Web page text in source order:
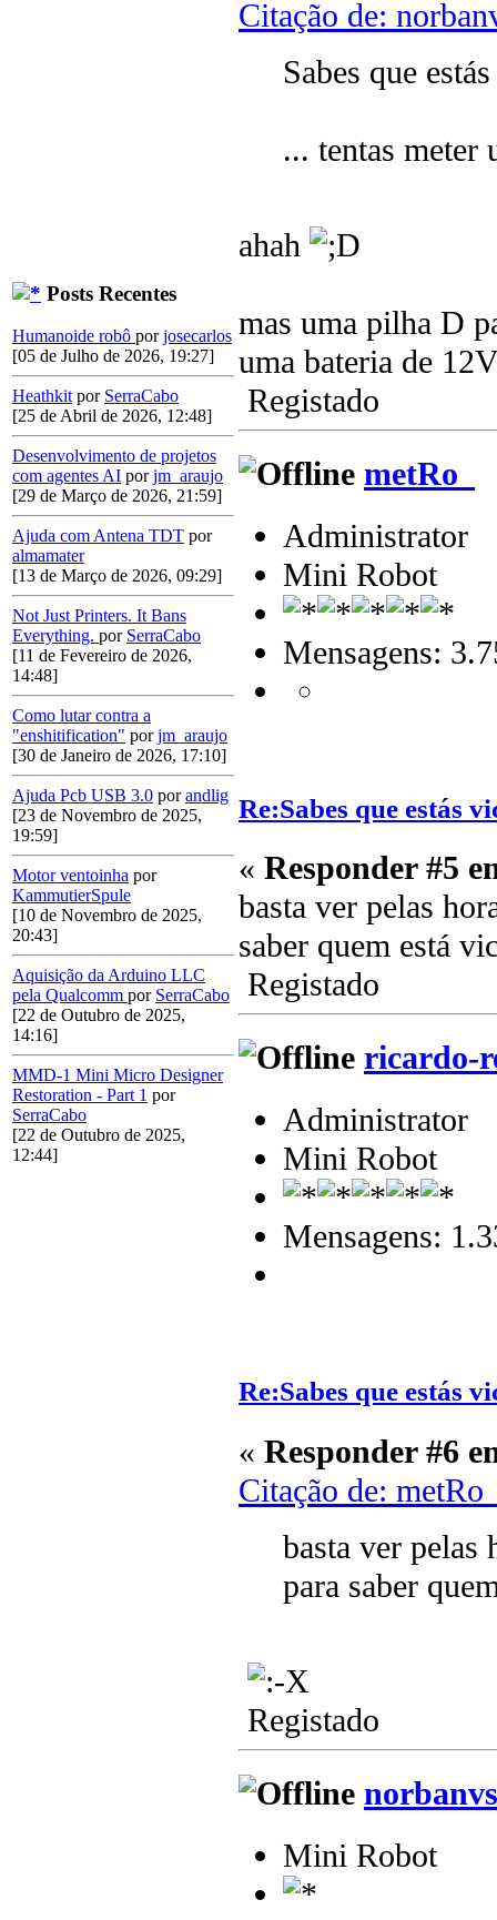
Posts Recentes
Humanoide robô porjosecarlos
[05 de Julho de 2026, 19:27]
Heathkit por SerraCabo
[25 de Abril de 2026, 12:48]
Desenvolvimento de projetos
com agentes AI porjm_araujo
[29 de Março de 2026, 21:59]
Ajuda com Antena TDT por
almamater
[13 de Março de 2026, 09:29]
Not Just Printers. It Bans
Everything. por SerraCabo
[11 de Fevereiro de 2026,
14:48]
Como lutar contra a
"enshitification" porjm_araujo
[30 de Janeiro de 2026, 17:10]
Ajuda Pcb USB 3.0 porandlig
[23 de Novembro de 2025,
19:59]
Motor ventoinha por
KammutierSpule
[10 de Novembro de 2025,
20:43]
Aquisição da Arduino LLC
pela Qualcomm por SerraCabo
[22 de Outubro de 2025,
14:16]
MMD-1 Mini Micro Designer
Restoration - Part 1 por
SerraCabo
[22 de Outubro de 2025,
12:44]
Citação de:
Sabes que
... tentas meter
ahah
mas uma pilha D
uma bateria de
Registado
metRo_
Administrator
Mini Robot
Mensagens:
Re:Sabes que estás
« Responder #5
basta ver pelas
saber quem está
Registado
ricardo-
Administrator
Mini Robot
Mensagens:
Re:Sabes que estás
« Responder #6
Citação de:
basta ver pelas
para saber
Registado
norbanvs
Mini Robot